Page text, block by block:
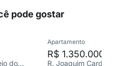
pode gostar
R. João Barros Moreira, Recreio dos Bandeirantes
Apartamento
R$ 1.350.000